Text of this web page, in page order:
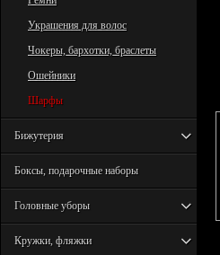
Украшения для волос
Чокеры, бархотки, браслеты
Ошейники
Шарфы
Бижутерия
Боксы, подарочные наборы
Головные уборы
Кружки, фляжки